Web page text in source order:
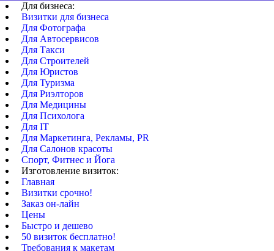
Для бизнеса:
Визитки для бизнеса
Для Фотографа
Для Автосервисов
Для Такси
Для Строителей
Для Юристов
Для Туризма
Для Риэлторов
Для Медицины
Для Психолога
Для IT
Для Маркетинга, Рекламы, PR
Для Салонов красоты
Спорт, Фитнес и Йога
Изготовление визиток:
Главная
Визитки срочно!
Заказ он-лайн
Цены
Быстро и дешево
50 визиток бесплатно!
Требования к макетам